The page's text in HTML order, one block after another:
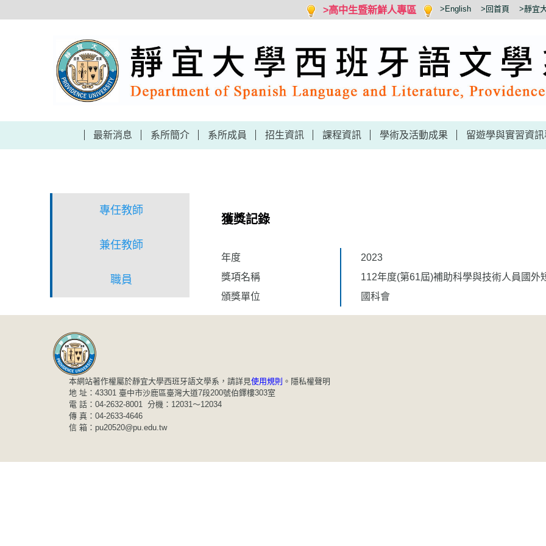
到
>高中生暨新鮮人專區 >English >回首頁 >靜宜
最新消息 系所簡介 系所成員 招生資訊 課程資訊 學術及活動成果 留遊學與實習資訊
專任教師
兼任教師
職員
獲獎記錄
年度
2023
獎項名稱
112年度(第61屆)補助科學與技術人員國外
頒獎單位
國科會
本網站著作權屬於靜宜大學西班牙語文學系，請詳見使用規則 。 隱私權聲明
地 址：43301 臺中市沙鹿區臺灣大道7段200號伯鐸樓303室
電 話：04-2632-8001 分機：12031～12034
傳 真：04-2633-4646
信 箱：pu20520@pu.edu.tw